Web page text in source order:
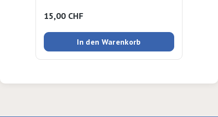
Regulärer Preis:
15,00 CHF
In den Warenkorb